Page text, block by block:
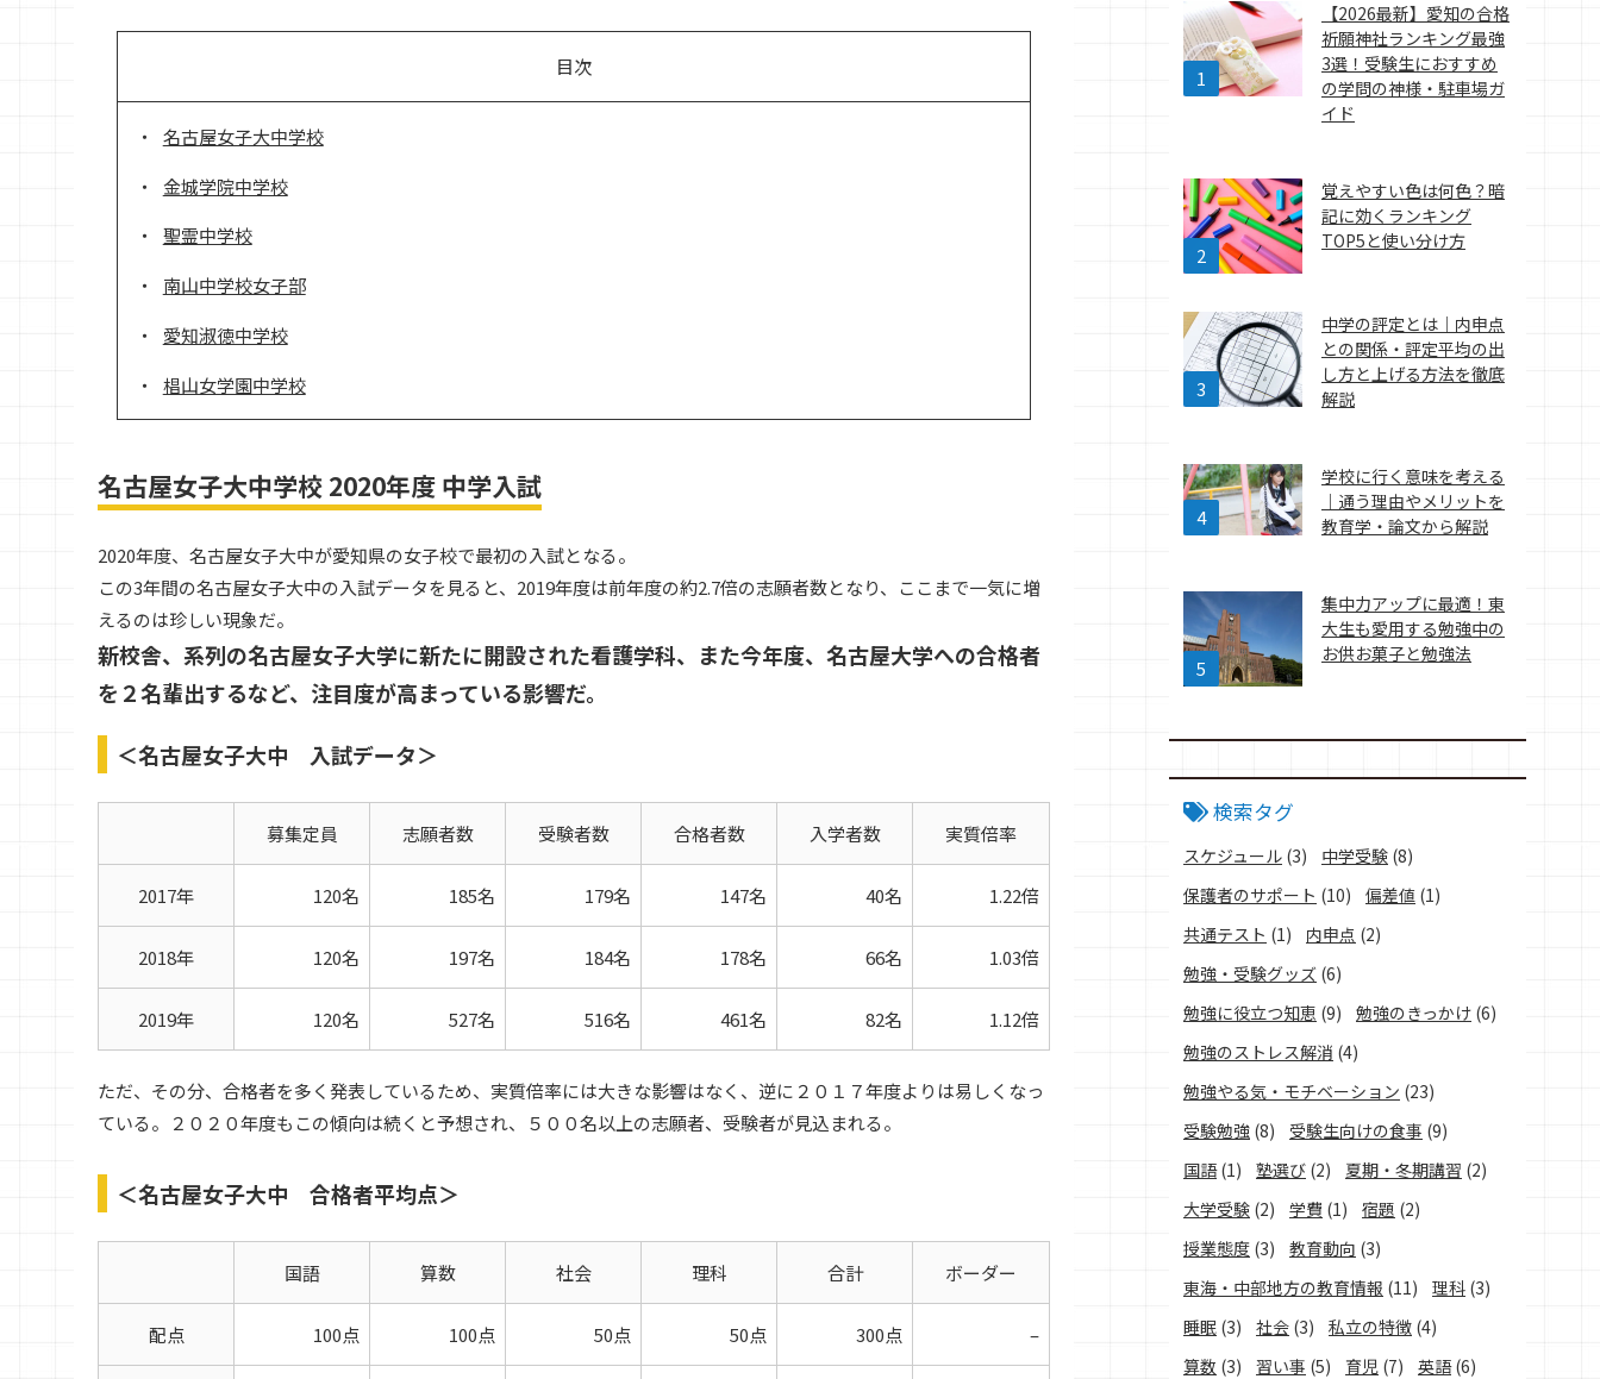
目次
名古屋女子大中学校
金城学院中学校
聖霊中学校
南山中学校女子部
愛知淑徳中学校
椙山女学園中学校
名古屋女子大中学校 2020年度 中学入試
2020年度、名古屋女子大中が愛知県の女子校で最初の入試となる。
この3年間の名古屋女子大中の入試データを見ると、2019年度は前年度の約2.7倍の志願者数となり、ここまで一気に増
えるのは珍しい現象だ。
新校舎、系列の名古屋女子大学に新たに開設された看護学科、また今年度、名古屋大学への合格者
を２名輩出するなど、注目度が高まっている影響だ。
＜名古屋女子大中 入試データ＞
募集定員 志願者数 受験者数 合格者数 入学者数 実質倍率
2017年 120名 185名 179名 147名 40名 1.22倍
2018年 120名 197名 184名 178名 66名 1.03倍
2019年 120名 527名 516名 461名 82名 1.12倍
ただ、その分、合格者を多く発表しているため、実質倍率には大きな影響はなく、逆に２０１７年度よりは易しくなっ
ている。２０２０年度もこの傾向は続くと予想され、５００名以上の志願者、受験者が見込まれる。
＜名古屋女子大中 合格者平均点＞
国語 算数 社会 理科 合計 ボーダー
配点 100点 100点 50点 50点 300点 –
【2026最新】愛知の合格
祈願神社ランキング最強
3選！受験生におすすめ
の学問の神様・駐車場ガ
イド
覚えやすい色は何色？暗
記に効くランキング
TOP5と使い分け方
中学の評定とは｜内申点
との関係・評定平均の出
し方と上げる方法を徹底
解説
学校に行く意味を考える
｜通う理由やメリットを
教育学・論文から解説
集中力アップに最適！東
大生も愛用する勉強中の
お供お菓子と勉強法
検索タグ
スケジュール (3) 中学受験 (8)
保護者のサポート (10) 偏差値 (1)
共通テスト (1) 内申点 (2)
勉強・受験グッズ (6)
勉強に役立つ知恵 (9) 勉強のきっかけ (6)
勉強のストレス解消 (4)
勉強やる気・モチベーション (23)
受験勉強 (8) 受験生向けの食事 (9)
国語(1) 塾選び (2) 夏期・冬期講習 (2)
大学受験 (2) 学費 (1) 宿題 (2)
授業態度 (3) 教育動向 (3)
東海・中部地方の教育情報 (11) 理科 (3)
睡眠 (3) 社会 (3) 私立の特徴 (4)
算数 (3) 習い事 (5) 育児 (7) 英語(6)